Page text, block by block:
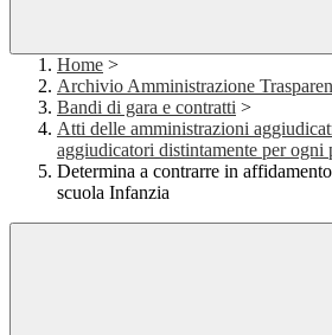
Home >
Archivio Amministrazione
Bandi di gara e contratti >
Atti delle amministrazioni
aggiudicatori distintamente per ogni
Determina a contrarre in
scuola Infanzia